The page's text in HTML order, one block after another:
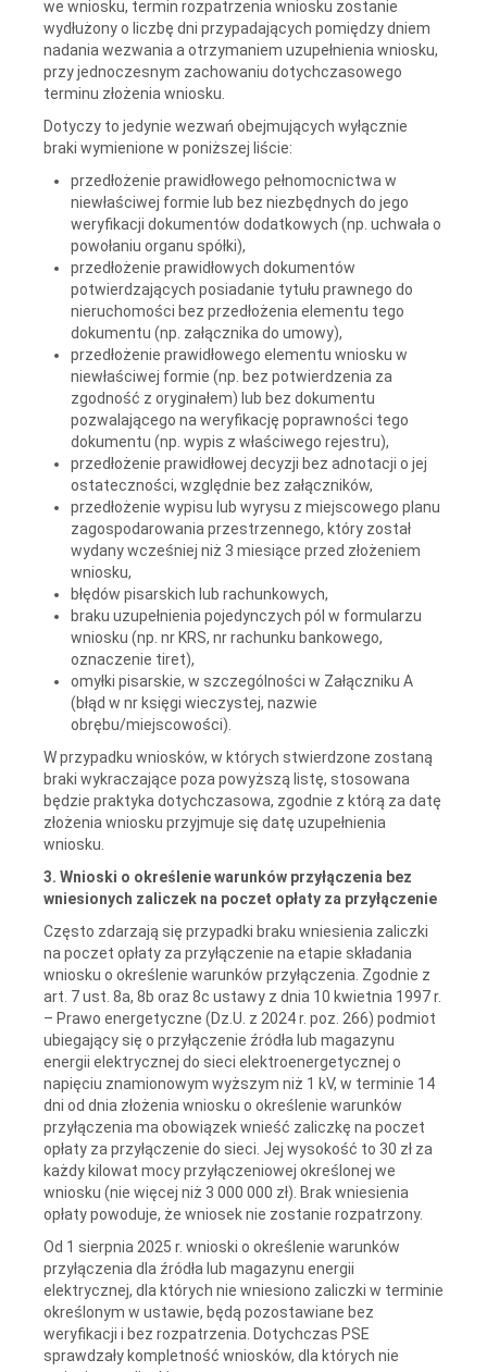
we wniosku, termin rozpatrzenia wniosku zostanie
wydłużony o liczbę dni przypadających pomiędzy dniem
nadania wezwania a otrzymaniem uzupełnienia wniosku,
przy jednoczesnym zachowaniu dotychczasowego
terminu złożenia wniosku.
Dotyczy to jedynie wezwań obejmujących wyłącznie
braki wymienione w poniższej liście:
przedłożenie prawidłowego pełnomocnictwa w
niewłaściwej formie lub bez niezbędnych do jego
weryfikacji dokumentów dodatkowych (np. uchwała o
powołaniu organu spółki),
przedłożenie prawidłowych dokumentów
potwierdzających posiadanie tytułu prawnego do
nieruchomości bez przedłożenia elementu tego
dokumentu (np. załącznika do umowy),
przedłożenie prawidłowego elementu wniosku w
niewłaściwej formie (np. bez potwierdzenia za
zgodność z oryginałem) lub bez dokumentu
pozwalającego na weryfikację poprawności tego
dokumentu (np. wypis z właściwego rejestru),
przedłożenie prawidłowej decyzji bez adnotacji o jej
ostateczności, względnie bez załączników,
przedłożenie wypisu lub wyrysu z miejscowego planu
zagospodarowania przestrzennego, który został
wydany wcześniej niż 3 miesiące przed złożeniem
wniosku,
błędów pisarskich lub rachunkowych,
braku uzupełnienia pojedynczych pól w formularzu
wniosku (np. nr KRS, nr rachunku bankowego,
oznaczenie tiret),
omyłki pisarskie, w szczególności w Załączniku A
(błąd w nr księgi wieczystej, nazwie
obrębu/miejscowości).
W przypadku wniosków, w których stwierdzone zostaną
braki wykraczające poza powyższą listę, stosowana
będzie praktyka dotychczasowa, zgodnie z którą za datę
złożenia wniosku przyjmuje się datę uzupełnienia
wniosku.
3. Wnioski o określenie warunków przyłączenia bez
wniesionych zaliczek na poczet opłaty za przyłączenie
Często zdarzają się przypadki braku wniesienia zaliczki
na poczet opłaty za przyłączenie na etapie składania
wniosku o określenie warunków przyłączenia. Zgodnie z
art. 7 ust. 8a, 8b oraz 8c ustawy z dnia 10 kwietnia 1997 r.
– Prawo energetyczne (Dz.U. z 2024 r. poz. 266) podmiot
ubiegający się o przyłączenie źródła lub magazynu
energii elektrycznej do sieci elektroenergetycznej o
napięciu znamionowym wyższym niż 1 kV, w terminie 14
dni od dnia złożenia wniosku o określenie warunków
przyłączenia ma obowiązek wnieść zaliczkę na poczet
opłaty za przyłączenie do sieci. Jej wysokość to 30 zł za
każdy kilowat mocy przyłączeniowej określonej we
wniosku (nie więcej niż 3 000 000 zł). Brak wniesienia
opłaty powoduje, że wniosek nie zostanie rozpatrzony.
Od 1 sierpnia 2025 r. wnioski o określenie warunków
przyłączenia dla źródła lub magazynu energii
elektrycznej, dla których nie wniesiono zaliczki w terminie
określonym w ustawie, będą pozostawiane bez
weryfikacji i bez rozpatrzenia. Dotychczas PSE
sprawdzały kompletność wniosków, dla których nie